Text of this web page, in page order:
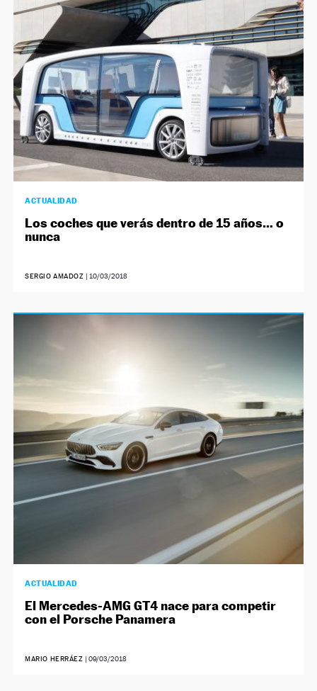
NEWSLETTER
SÍGUENOS
ACTUALIDAD
Los coches que verás dentro de 15 años… o
nunca
SERGIO AMADOZ | 10/03/2018
ACTUALIDAD
El Mercedes-AMG GT4 nace para competir
con el Porsche Panamera
MARIO HERRÁEZ | 09/03/2018